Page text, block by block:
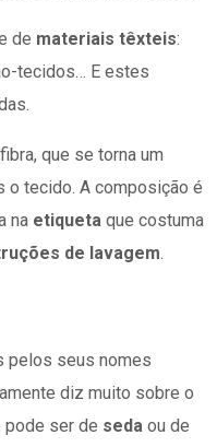
de materiais têxteis:
tecidos… E estes
que se torna um
o tecido. A composição é
na etiqueta que costuma
de lavagem.
pelos seus nomes
diz muito sobre o
pode ser de seda ou de